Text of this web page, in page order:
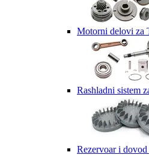
Motorni delovi za
Rashladni sistem
Rezervoar i